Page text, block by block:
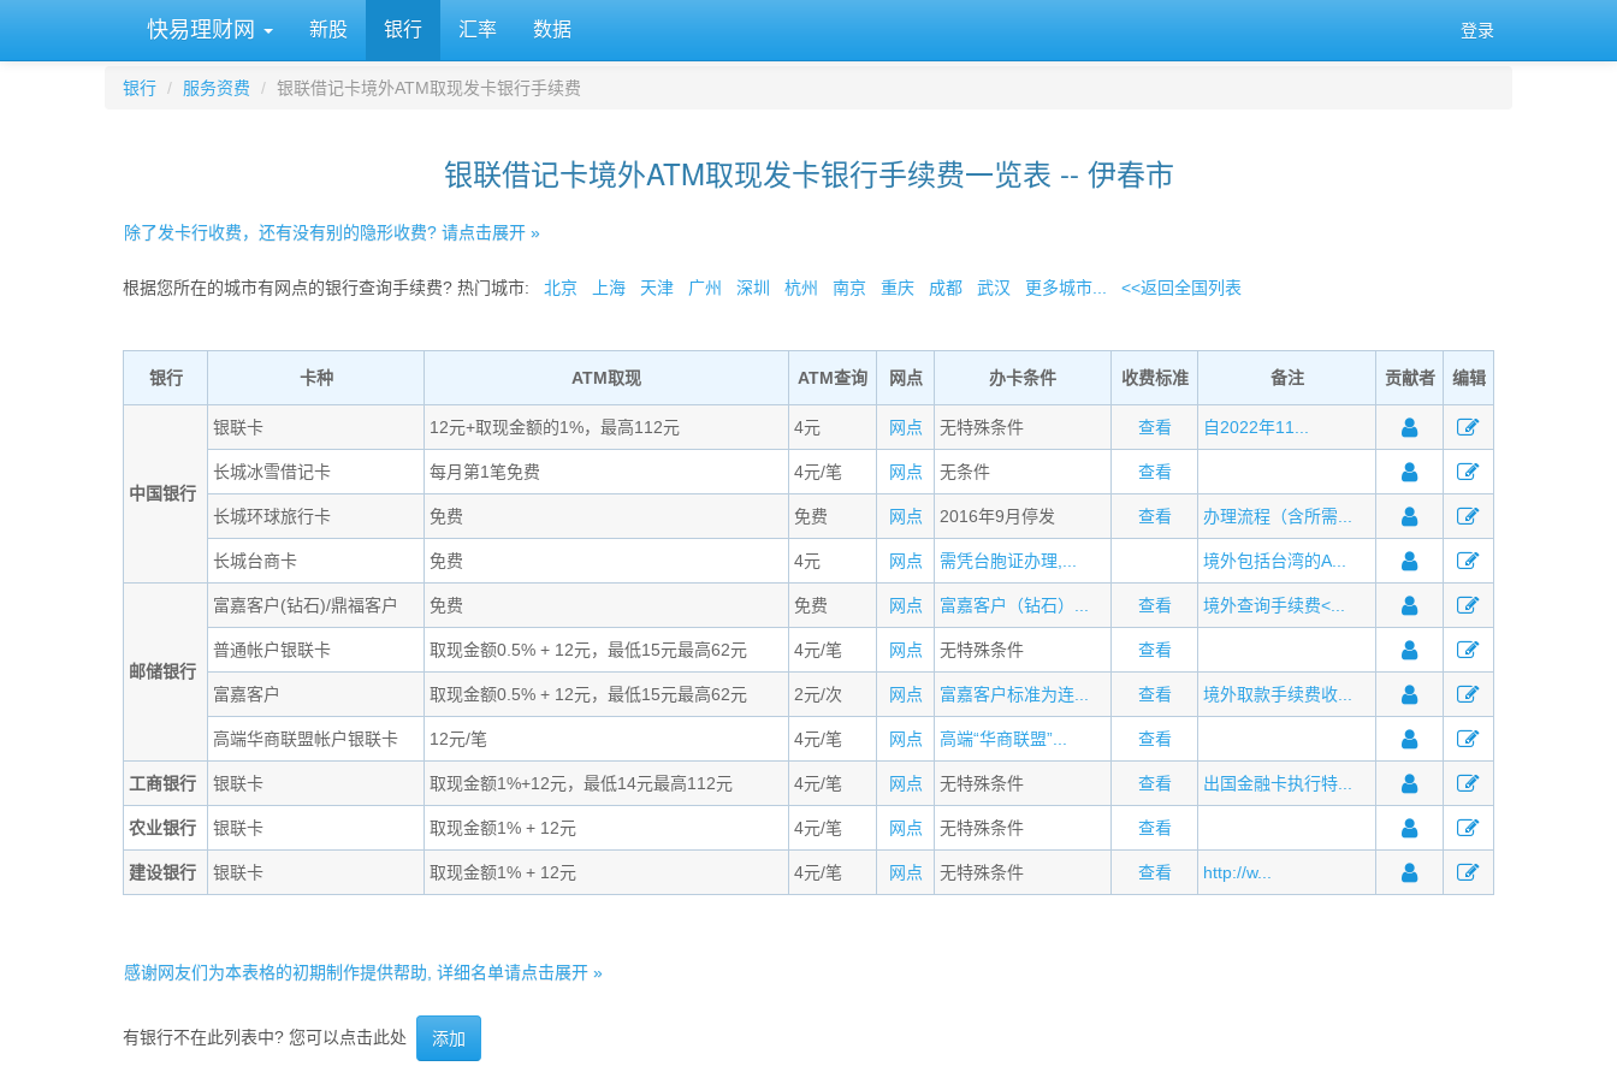
快易理财网 新股 银行 汇率 数据 登录
银行 服务资费 银联借记卡境外ATM取现发卡银行手续费
银联借记卡境外ATM取现发卡银行手续费一览表 -- 伊春市
除了发卡行收费，还有没有别的隐形收费? 请点击展开 »
根据您所在的城市有网点的银行查询手续费? 热门城市: 北京 上海 天津 广州 深圳 杭州 南京 重庆 成都 武汉 更多城市... <<返回全国列表
银行 卡种 ATM取现 ATM查询 网点 办卡条件 收费标准 备注 贡献者 编辑
中国银行
银联卡 12元+取现金额的1%，最高112元 4元 网点 无特殊条件 查看 自2022年11...
长城冰雪借记卡 每月第1笔免费 4元/笔 网点 无条件 查看
长城环球旅行卡 免费 免费 网点 2016年9月停发 查看 办理流程（含所需...
长城台商卡 免费 4元 网点 需凭台胞证办理,... 境外包括台湾的A...
邮储银行
富嘉客户(钻石)/鼎福客户 免费 免费 网点 富嘉客户（钻石）... 查看 境外查询手续费<...
普通帐户银联卡 取现金额0.5% + 12元，最低15元最高62元 4元/笔 网点 无特殊条件 查看
富嘉客户 取现金额0.5% + 12元，最低15元最高62元 2元/次 网点 富嘉客户标准为连... 查看 境外取款手续费收...
高端华商联盟帐户银联卡 12元/笔 4元/笔 网点 高端“华商联盟”... 查看
工商银行 银联卡 取现金额1%+12元，最低14元最高112元 4元/笔 网点 无特殊条件 查看 出国金融卡执行特...
农业银行 银联卡 取现金额1% + 12元 4元/笔 网点 无特殊条件 查看
建设银行 银联卡 取现金额1% + 12元 4元/笔 网点 无特殊条件 查看 http://w...
感谢网友们为本表格的初期制作提供帮助, 详细名单请点击展开 »
有银行不在此列表中? 您可以点击此处 添加